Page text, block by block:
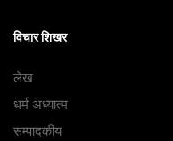
विचार शिखर
लेख
धर्म अध्यात्म
सम्पादकीय